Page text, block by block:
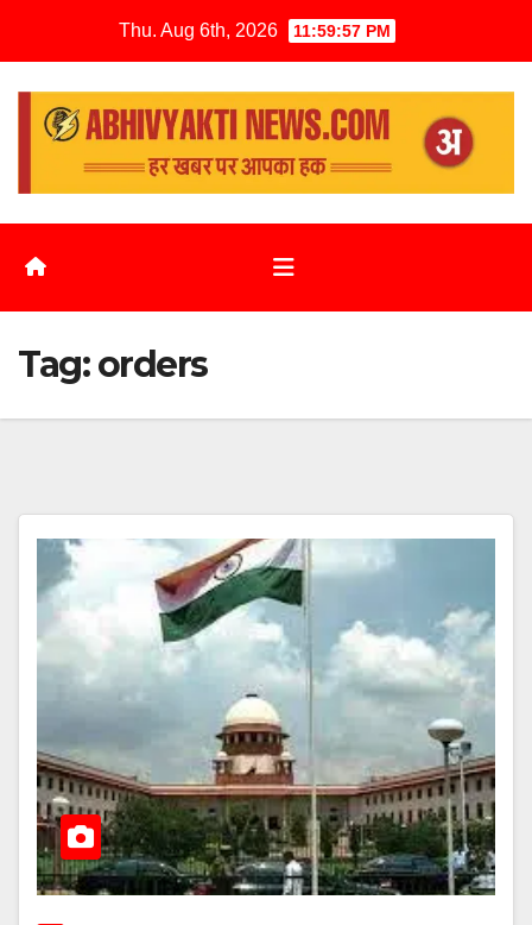
Thu. Aug 6th, 2026 11:59:57 PM
Tag:orders